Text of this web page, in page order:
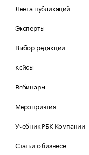
Лента публикаций
Эксперты
Выбор редакции
Кейсы
Вебинары
Мероприятия
Учебник РБК Компании
Статьи о бизнесе